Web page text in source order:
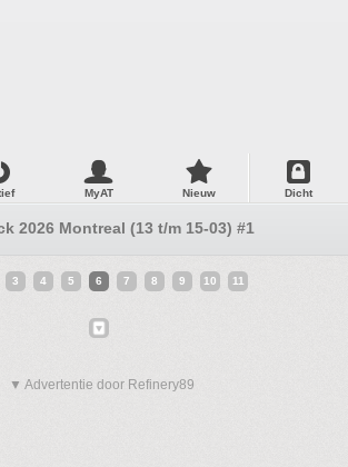
MyAT Nieuw Dicht
2026 Montreal (13 t/m 15-03) #1
3 4 5 6 7 8 9 10 11
▼ Advertentie door Refinery89